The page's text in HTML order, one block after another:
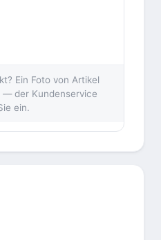
Ein Foto von Artikel
— der Kundenservice
ein.